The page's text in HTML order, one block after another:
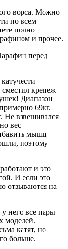
ворса. Можно
по всем
полно
и прочее.
перед
–
сместил крепеж
Диапазон
69кг.
Не взвешивался
вес
мышц
поэтому
и это
И если это
отзываются на
него все пары
моделей.
катят, но
больше.